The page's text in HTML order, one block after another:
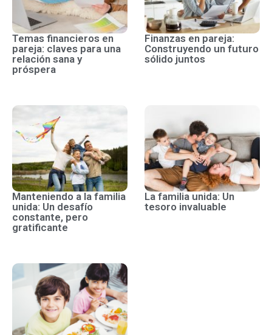
Temas financieros en
pareja: claves para una
relación sana y
próspera
Finanzas en pareja:
Construyendo un futuro
sólido juntos
Manteniendo a la familia
unida: Un desafío
constante, pero
gratificante
La familia unida: Un
tesoro invaluable